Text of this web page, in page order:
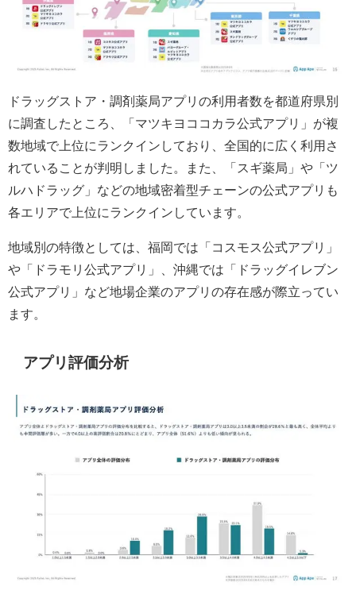
ドラッグストア・調剤薬局アプリの利用者数を都道府県別
に調査したところ、「マツキヨココカラ公式アプリ」が複
数地域で上位にランクインしており、全国的に広く利用さ
れていることが判明しました。また、「スギ薬局」や「ツ
ルハドラッグ」などの地域密着型チェーンの公式アプリも
各エリアで上位にランクインしています。
地域別の特徴としては、福岡では「コスモス公式アプリ」
や「ドラモリ公式アプリ」、沖縄では「ドラッグイレブン
公式アプリ」など地場企業のアプリの存在感が際立ってい
ます。
アプリ評価分析